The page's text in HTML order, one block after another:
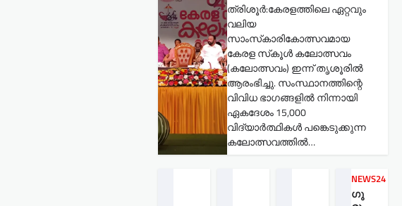
ത്രിശൂർ:കേരളത്തിലെ ഏറ്റവും
വലിയ
സാംസ്‌കാരികോത്സവമായ
കേരള സ്‌കൂൾ കലോത്സവം
(കലോത്സവം) ഇന്ന് തൃശൂരിൽ
ആരംഭിച്ചു. സംസ്ഥാനത്തിന്റെ
വിവിധ ഭാഗങ്ങളിൽ നിന്നായി
ഏകദേശം 15,000
വിദ്യാർത്ഥികൾ പങ്കെടുക്കുന്ന
കലോത്സവത്തിൽ…
NEWS24
ഗു